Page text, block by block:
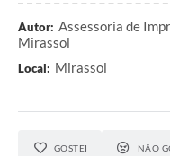
Autor: Assessoria de
Mirassol
Local: Mirassol
GOSTEI NÃO